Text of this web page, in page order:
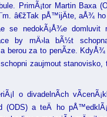
PrimÃ¡tor Martin Baxa
â€žTak pÅ™ijÄte, aÅ¾
se nedokÃ¡Å¾e domluvit
by mÄ›la bÃ½t
berou za to penÃ­ze.
zaujmout stanovisko,
o divadelnÃ­ch
(ODS) a teÄ ho